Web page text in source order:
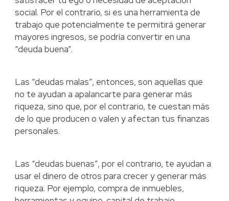
social. Por el contrario, si es una herramienta de
trabajo que potencialmente te permitirá generar
mayores ingresos, se podría convertir en una
“deuda buena”.
Las “deudas malas”, entonces, son aquellas que
no te ayudan a apalancarte para generar más
riqueza, sino que, por el contrario, te cuestan más
de lo que producen o valen y afectan tus finanzas
personales.
Las “deudas buenas”, por el contrario, te ayudan a
usar el dinero de otros para crecer y generar más
riqueza. Por ejemplo, compra de inmuebles,